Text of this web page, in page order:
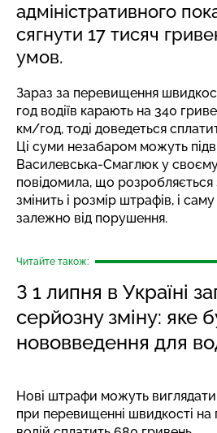
адміністративного
сягнути 17 тисяч
умов.
Зараз за перевищення
год водіїв карають на 340
км/год, тоді доведеться
Ці суми незабаром можуть
Василевська-Смаглюк у
повідомила, що розробляється
змінить і розмір штрафів, і
залежно від порушення.
Читайте також:
З 1 липня в Україні
серйозну зміну: яке
нововведення для
Нові штрафи можуть виглядати
при перевищенні швидкості